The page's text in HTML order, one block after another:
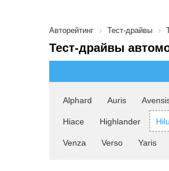
Авторейтинг Тест-драйвы
Тест-драйвы
Alphard Auris
Hiace Highlander
Venza Verso Yaris